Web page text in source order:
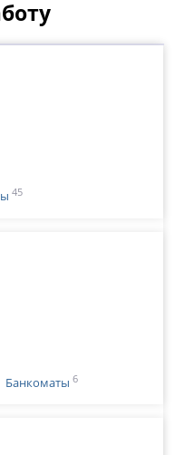
45
Банкоматы 6